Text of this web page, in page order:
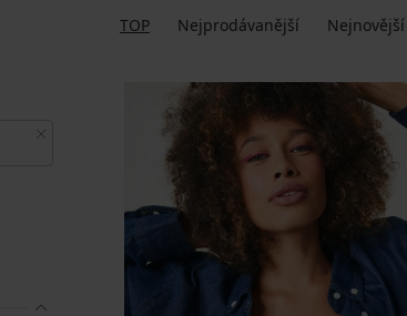
TOP Nejprodávanější Nejnovější